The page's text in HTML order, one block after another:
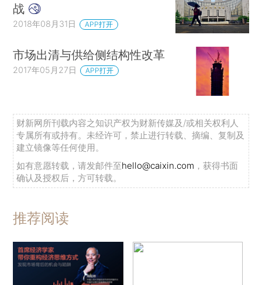
战
2018年08月31日 APP打开
市场出清与供给侧结构性改革
2017年05月27日 APP打开
财新网所刊载内容之知识产权为财新传媒及/或相关权利人
专属所有或持有。未经许可，禁止进行转载、摘编、复制及
建立镜像等任何使用。
如有意愿转载，请发邮件至hello@caixin.com ，获得书面
确认及授权后，方可转载。
推荐阅读